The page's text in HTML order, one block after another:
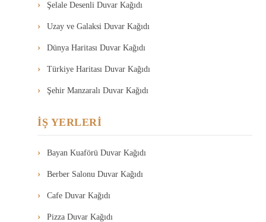
Şelale Desenli Duvar Kağıdı
Uzay ve Galaksi Duvar Kağıdı
Dünya Haritası Duvar Kağıdı
Türkiye Haritası Duvar Kağıdı
Şehir Manzaralı Duvar Kağıdı
İŞ YERLERİ
Bayan Kuaförü Duvar Kağıdı
Berber Salonu Duvar Kağıdı
Cafe Duvar Kağıdı
Pizza Duvar Kağıdı